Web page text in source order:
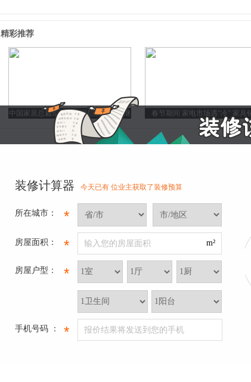
精彩推荐
中国家居总裁论坛：家居巨头2010年继
续扩张
春节期间 家电市场遇“冷” 家具
变“热”
装修计算器 今天已有 位业主获取了装修预算
*
所在城市：
*
房屋面积： 输入您的房屋面积 m²
*
房屋户型：
*
手机号码 ： 报价结果将发送到您的手机
关于我们
免责声明：本网站部分内容由用户自行